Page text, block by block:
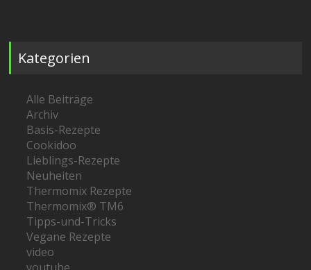
Kategorien
Alle Beiträge
Archiv
Basis-Rezepte
Cookidoo
Lieblings-Rezepte
Neuheiten
Thermomix Rezepte
Thermomix® TM6
Tipps-und-Tricks
Vegane Rezepte
video